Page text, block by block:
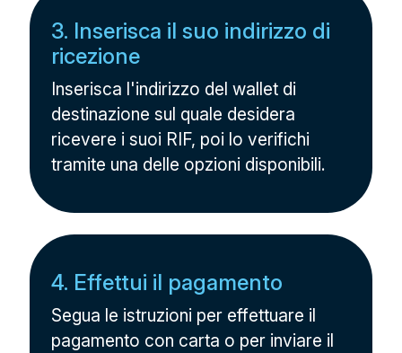
3. Inserisca il suo indirizzo di
ricezione
Inserisca l'indirizzo del wallet di
destinazione sul quale desidera
ricevere i suoi RIF, poi lo verifichi
tramite una delle opzioni disponibili.
4. Effettui il pagamento
Segua le istruzioni per effettuare il
pagamento con carta o per inviare il